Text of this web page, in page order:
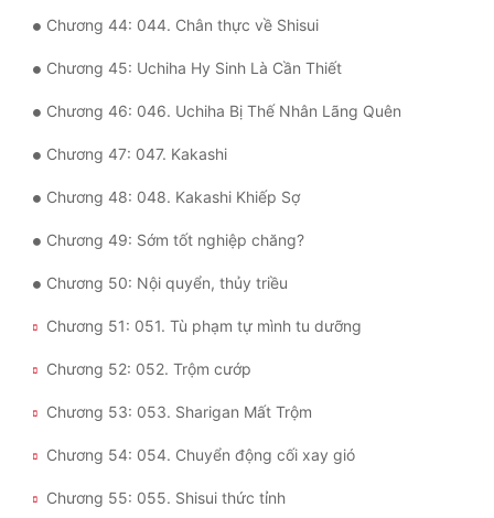
Đẹp Hiệp
Chương 44: 044. Chân thực về Shisui
Chương 45: Uchiha Hy Sinh Là Cần Thiết
Chương 46: 046. Uchiha Bị Thế Nhân Lãng Quên
Chương 47: 047. Kakashi
Chương 48: 048. Kakashi Khiếp Sợ
Chương 49: Sớm tốt nghiệp chăng?
Chương 50: Nội quyển, thủy triều
Chương 51: 051. Tù phạm tự mình tu dưỡng
Chương 52: 052. Trộm cướp
Chương 53: 053. Sharigan Mất Trộm
Chương 54: 054. Chuyển động cối xay gió
Chương 55: 055. Shisui thức tỉnh